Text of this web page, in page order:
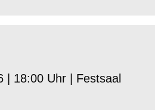
| 18:00 Uhr | Festsaal